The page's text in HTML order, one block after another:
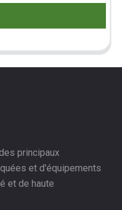
principaux
et d'équipements
et de haute